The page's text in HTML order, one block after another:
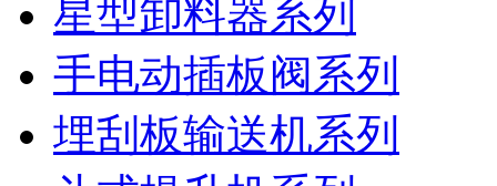
星型卸料器系列
手电动插板阀系列
埋刮板输送机系列